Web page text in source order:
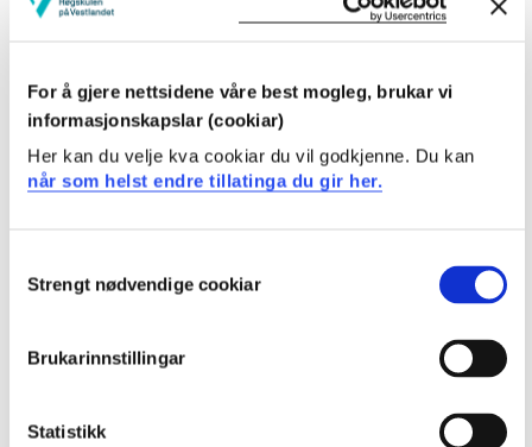
For å gjere nettsidene våre best mogleg, brukar vi
informasjonskapslar (cookiar)
Her kan du velje kva cookiar du vil godkjenne. Du kan
når som helst endre tillatinga du gir her.
Selection
Strengt nødvendige cookiar
Brukarinnstillingar
Statistikk
Kull Hausten 2021
Kull Hausten 2019
Kull Hausten 2018
Kull Hausten 2014
Kull Hausten 2013